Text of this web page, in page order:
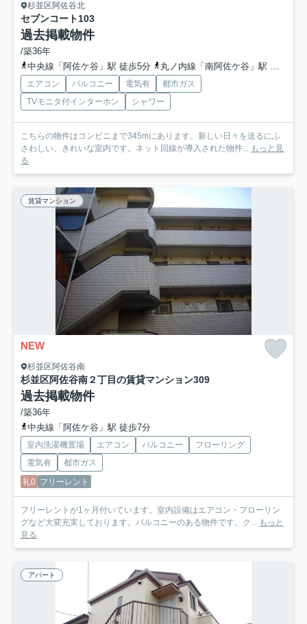
杉並区阿佐谷北
セブンコート103
過去掲載物件
/築36年
中央線「阿佐ケ谷」駅 徒歩5分
丸ノ内線「南阿佐ケ谷」駅 徒歩12分
エアコン バルコニー 電気有
都市ガス
TVモニタ付インターホン
シャワー
こちらの物件はコンビニまで345mにあります。新しい日々を送るにふ
さわしい、きれいな室内です。ネット回線が導入された物件... もっと見
る
賃貸マンション
NEW
杉並区阿佐谷南
杉並区阿佐谷南２丁目の賃貸マンション309
過去掲載物件
/築36年
中央線「阿佐ケ谷」駅 徒歩7分
室内洗濯機置場 エアコン バルコニー
フローリング
電気有
都市ガス
礼0 フリーレント
フリーレントが1ヶ月付いています。室内設備はエアコン・フローリン
グなど大変充実しております。バルコニーのある物件です。ク... もっと
見る
アパート